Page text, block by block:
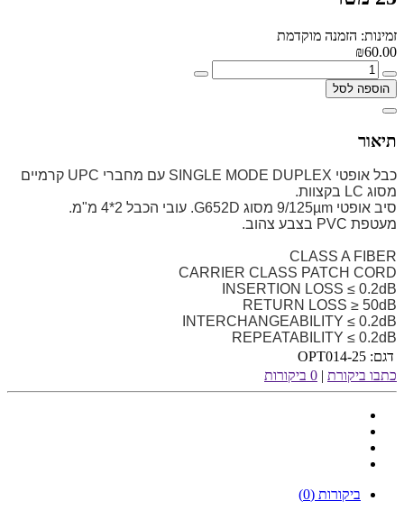
זמינות: הזמנה מוקדמת
₪60.00
הוספה לסל
תיאור
כבל אופטי SINGLE MODE DUPLEX עם מחברי UPC קרמיים
מסוג LC בקצוות.
סיב אופטי 9/125µm מסוג G652D. עובי הכבל 2*4 מ"מ.
מעטפת PVC בצבע צהוב.
CLASS A FIBER
CARRIER CLASS PATCH CORD
INSERTION LOSS ≤ 0.2dB
RETURN LOSS ≥ 50dB
INTERCHANGEABILITY ≤ 0.2dB
REPEATABILITY ≤ 0.2dB
דגם: OPT014-25
כתבו ביקורת | 0 ביקורות
ביקורות (0)